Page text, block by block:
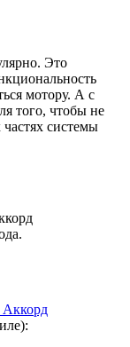
Это
мотору. А с
того, чтобы не
системы